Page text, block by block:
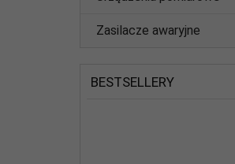
Zasilacze awaryjne
BESTSELLERY